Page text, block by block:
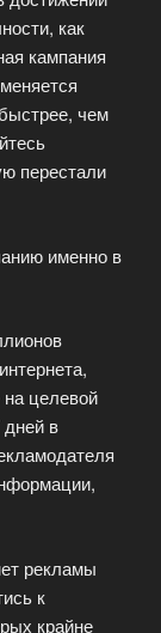
как
кампания
чем
перестали
именно в
на целевой
дней в
рекламы
к
крайне